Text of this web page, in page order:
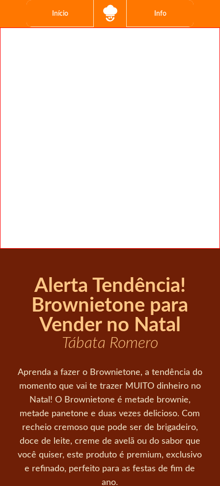
Início Info
Alerta Tendência!
Brownietone para
Vender no Natal
Tábata Romero
Aprenda a fazer o Brownietone, a tendência do
momento que vai te trazer MUITO dinheiro no
Natal! O Brownietone é metade brownie,
metade panetone e duas vezes delicioso. Com
recheio cremoso que pode ser de brigadeiro,
doce de leite, creme de avelã ou do sabor que
você quiser, este produto é premium, exclusivo
e refinado, perfeito para as festas de fim de
ano.